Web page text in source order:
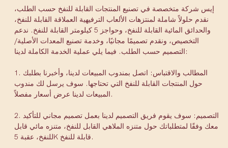
إيس شركة متخصصة في تصنيع المنتجات القابلة للنفخ حسب الطلب،
نقدم حلولاً شاملة لمنتزهات الألعاب الترفيهية العملاقة القابلة للنفخ،
والحدائق المائية القابلة للنفخ، وحواجز 5 كيلومتر القابلة للنفخ. ندعم
التخصيص، ونقدم تصميمًا مجانيًا، وخدمة تصنيع المعدات الأصلية/
التصميم حسب الطلب. فيما يلي عملية الخدمة الكاملة لدينا:
1. المطالب والاقتباس: اتصل بمندوب المبيعات لدينا، وأخبرنا بطلبك
حول المنتجات القابلة للنفخ التي تحتاجها. سوف يرسل لك مندوب
المبيعات لدينا عرض أسعار مفصلاً.
2. التصميم: سوف يقوم فريق التصميم لدينا بعمل تصميم مجاني للتأكيد
معك وفقًا لمتطلباتك حول متنزه الملاهي القابل للنفخ، متنزه مائي قابل
للنفخ، عقبة 5K قابلة للنفخ.